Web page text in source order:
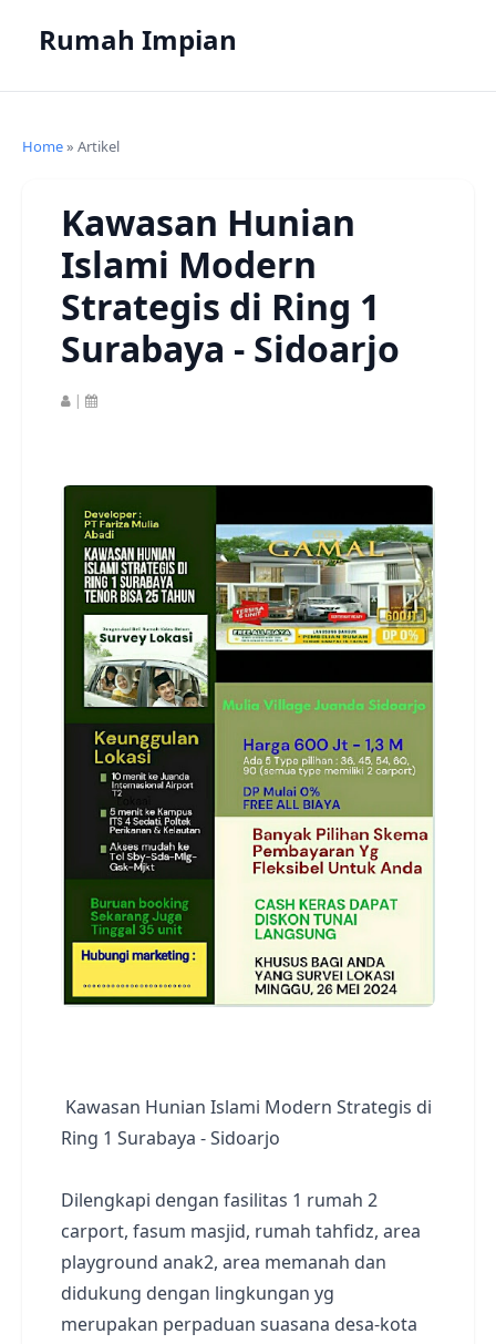
Rumah Impian
Home» Artikel
Kawasan Hunian
Islami Modern
Strategis di Ring 1
Surabaya - Sidoarjo
|
Kawasan Hunian Islami Modern Strategis di
Ring 1 Surabaya - Sidoarjo
Dilengkapi dengan fasilitas 1 rumah 2
carport, fasum masjid, rumah tahfidz, area
playground anak2, area memanah dan
didukung dengan lingkungan yg
merupakan perpaduan suasana desa-kota